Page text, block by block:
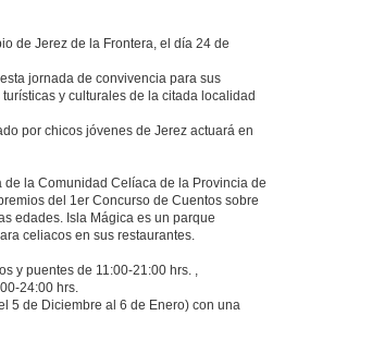
de Jerez de la Frontera, el día 24 de
jornada de convivencia para sus
y culturales de la citada localidad
por chicos jóvenes de Jerez actuará en
de la Comunidad Celíaca de la Provincia de
del 1er Concurso de Cuentos sobre
edades. Isla Mágica es un parque
celiacos en sus restaurantes.
y puentes de 11:00-21:00 hrs. ,
24:00 hrs.
5 de Diciembre al 6 de Enero) con una